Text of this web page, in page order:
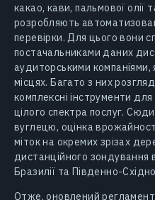
какао, кави, пальмової олії
розробляють
перевірки. Для цього вони
постачальниками даних
аудиторськими компаніями,
місцях. Багато з них
комплексні інструменти
цілого спектра послуг.
вуглецю, оцінка
міток на окремих зрізах
дистанційного зондування
Бразилії та Південно-
Отже, оновлений